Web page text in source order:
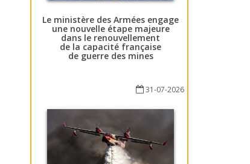
Le ministère des Armées engage
une nouvelle étape majeure
dans le renouvellement
de la capacité française
de guerre des mines
31-07-2026